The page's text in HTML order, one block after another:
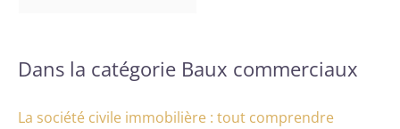
Dans la catégorie Baux commerciaux
La société civile immobilière : tout comprendre